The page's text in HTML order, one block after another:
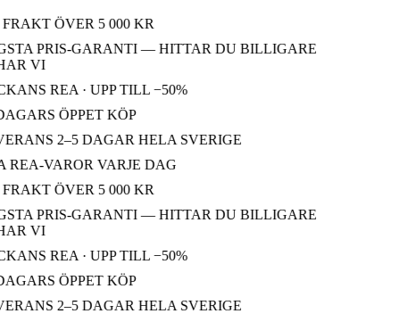
ÖVER 5 000 KR
PRIS-GARANTI — HITTAR DU BILLIGARE
VI
REA · UPP TILL −50%
ÖPPET KÖP
2–5 DAGAR HELA SVERIGE
VAROR VARJE DAG
ÖVER 5 000 KR
PRIS-GARANTI — HITTAR DU BILLIGARE
VI
REA · UPP TILL −50%
ÖPPET KÖP
2–5 DAGAR HELA SVERIGE